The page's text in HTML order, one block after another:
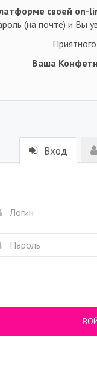
своей on-
(на почте) и Вы
Ваша
Вход